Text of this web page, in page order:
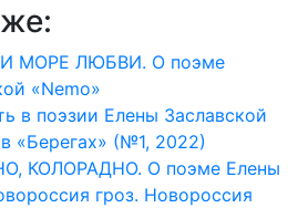
МОРЕ ЛЮБВИ. О поэме
«Nemo»
в поэзии Елены Заславской
«Берегах» (№1, 2022)
КОЛОРАДНО. О поэме Елены
гроз. Новороссия